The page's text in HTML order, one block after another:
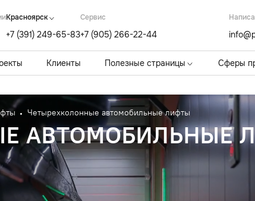
Красноярск
+7 (391) 249-65-83
Cервис
+7 (905) 266-22-44
Клиенты Полезные страницы Сферы
Четырехколонные автомобильные лифты
АВТОМОБИЛЬНЫЕ